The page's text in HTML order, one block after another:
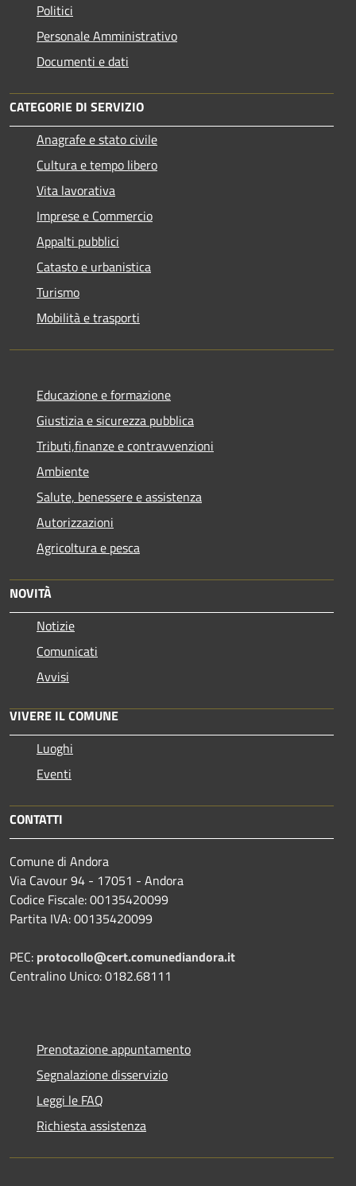
Politici
Personale Amministrativo
Documenti e dati
CATEGORIE DI SERVIZIO
Anagrafe e stato civile
Cultura e tempo libero
Vita lavorativa
Imprese e Commercio
Appalti pubblici
Catasto e urbanistica
Turismo
Mobilità e trasporti
Educazione e formazione
Giustizia e sicurezza pubblica
Tributi,finanze e contravvenzioni
Ambiente
Salute, benessere e assistenza
Autorizzazioni
Agricoltura e pesca
NOVITÀ
Notizie
Comunicati
Avvisi
VIVERE IL COMUNE
Luoghi
Eventi
CONTATTI
Comune di Andora
Via Cavour 94 - 17051 - Andora
Codice Fiscale: 00135420099
Partita IVA: 00135420099
PEC: protocollo@cert.comunediandora.it
Centralino Unico: 0182.68111
Prenotazione appuntamento
Segnalazione disservizio
Leggi le FAQ
Richiesta assistenza